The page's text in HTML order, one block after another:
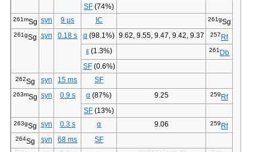
SF (74%)
261mSg syn 9 µs IC 261gSg
261gSg syn 0.18 s α (98.1%) 9.62, 9.55, 9.47, 9.42, 9.37 257 Rf
ε(1.3%) 261 Db
SF(0.6%)
262Sg syn 15 ms SF
263mSg syn 0.9 s α (87%) 9.25 259 Rf
SF (13%)
263gSg syn 0.3 s α 9.06 259 Rf
264Sg syn 68 ms SF